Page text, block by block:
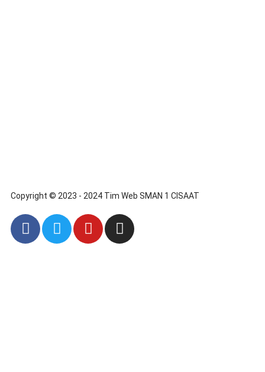
Copyright © 2023 - 2024 Tim Web SMAN 1 CISAAT